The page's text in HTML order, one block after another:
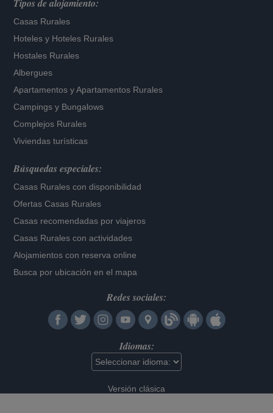
Tipos de alojamiento:
Casas Rurales
Hoteles y Hoteles Rurales
Hostales Rurales
Albergues
Apartamentos yApartamentos Rurales
Campings y Bungalows
Complejos Rurales
Viviendas turísticas
Búsquedas especiales:
Casas Rurales con disponibilidad
Ofertas Casas Rurales
Casas recomendadas por viajeros
Casas Rurales con actividades
Alojamientos con reserva online
Busca por ubicación en el mapa
Redes sociales:
Idiomas:
Versión clásica